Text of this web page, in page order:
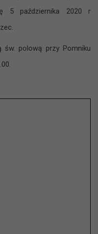
5 października 2020 r
polową przy Pomniku